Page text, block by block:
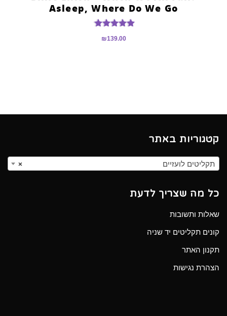
Asleep, Where Do We Go
5.00
₪139.00
קטגוריות באתר
× תקליטים לועזיים
כל מה שצריך לדעת
שאלות ותשובות
קונים תקליטים יד שניה
תקנון האתר
הצהרת נגישות